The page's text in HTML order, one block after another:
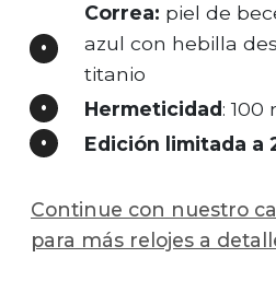
Correa: piel de
azul con hebilla
titanio
Hermeticidad: 100
Edición limitada a
Continue con nuestro
para más relojes a